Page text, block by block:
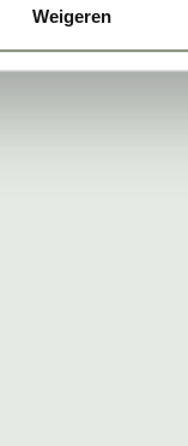
Weigeren